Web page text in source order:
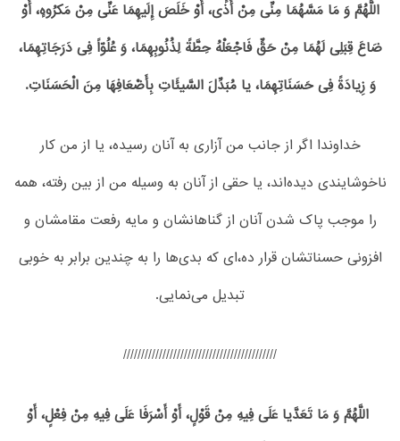
اللَّهُمَّ وَ مَا مَسَّهُمَا مِنِّی مِنْ أَذًی، أَوْ خَلَصَ إِلَیهِمَا عَنِّی مِنْ مَکرُوهٍ، أَوْ
ضَاعَ قِبَلِی لَهُمَا مِنْ حَقٍّ فَاجْعَلْهُ حِطَّةً لِذُنُوبِهِمَا، وَ عُلُوّاً فِی دَرَجَاتِهِمَا،
وَ زِیادَةً فِی حَسَنَاتِهِمَا، یا مُبَدِّلَ السَّیئَاتِ بِأَضْعَافِهَا مِنَ الْحَسَنَاتِ.
خداوندا اگر از جانب من آزاری به آنان رسیده، یا از من کار
ناخوشایندی دیده‌اند، یا حقی از آنان به وسیله من از بین رفته، همه
را موجب پاک شدن آنان از گناهانشان و مایه رفعت مقامشان و
افزونی حسناتشان قرار ده،‌ای که بدی‌ها را به چندین برابر به خوبی
تبدیل می‌نمایی.
///////////////////////////////////////////
اللَّهُمَّ وَ مَا تَعَدَّیا عَلَی فِیهِ مِنْ قَوْلٍ، أَوْ أَسْرَفَا عَلَی فِیهِ مِنْ فِعْلٍ، أَوْ